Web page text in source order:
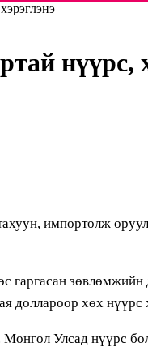
импортолж
зөвлөмжийн
доллароор хөх нүүрс
Улсад нүүрс